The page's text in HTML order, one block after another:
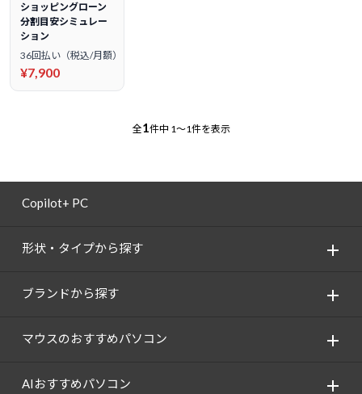
ショッピングローン
分割目安シミュレー
ション
36回払い（税込/月額）
¥7,900
全1件中 1～1件を表示
Copilot+ PC
形状・タイプから探す
ブランドから探す
マウスのおすすめパソコン
AIおすすめパソコン